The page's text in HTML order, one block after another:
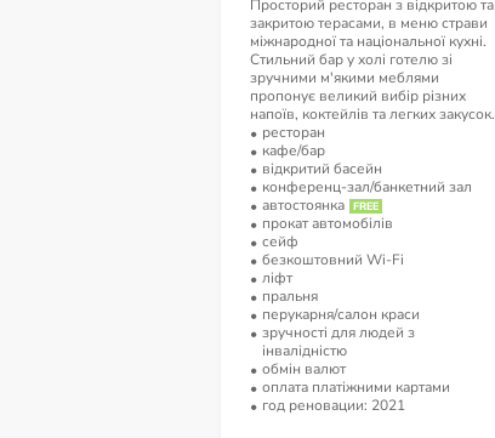
Просторий ресторан з відкритою та
закритою терасами, в меню страви
міжнародної та національної кухні.
Стильний бар у холі готелю зі
зручними м'якими меблями
пропонує великий вибір різних
напоїв, коктейлів та легких закусок.
ресторан
кафе/бар
відкритий басейн
конференц-зал/банкетний зал
автостоянка
прокат автомобілів
сейф
безкоштовний Wi-Fi
ліфт
пральня
перукарня/салон краси
зручності для людей з
інвалідністю
обмін валют
оплата платіжними картами
год реновации: 2021